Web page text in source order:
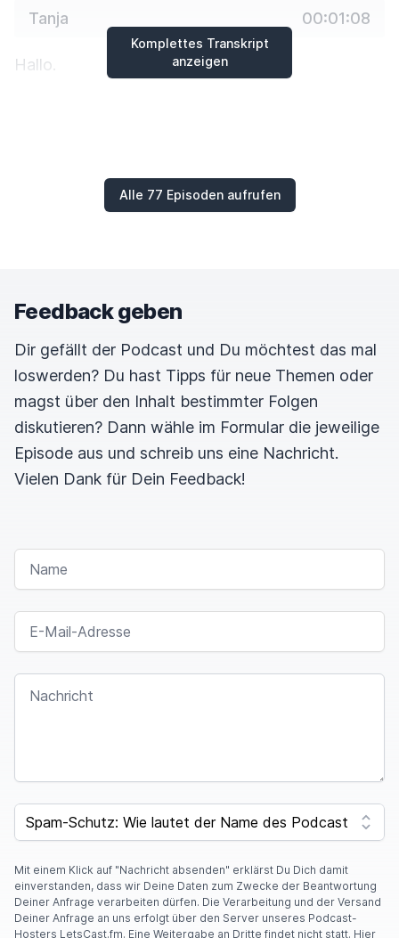
Komplettes Transkript
anzeigen
Tanja 00:01:08
Hallo.
Dany 00:01:15
Ja, sehr vorbildlich. Und dann eigentlich beide aus
dem Süden.
Aber der andere ist, sagen wir nur
Dany 00:01:25
Und aus der sonnigen, wo war es der Dominik?
Ehro
Karibik.
Britt-Marie 00:01:29
Alle 77 Episoden aufrufen
Feedback geben
Dir gefällt der Podcast und Du möchtest das mal
loswerden? Du hast Tipps für neue Themen oder
magst über den Inhalt bestimmter Folgen
diskutieren? Dann wähle im Formular die jeweilige
Episode aus und schreib uns eine Nachricht.
Vielen Dank für Dein Feedback!
NAME
E-MAIL-ADRESSE
NACHRICHT
SPAM CAPTCHA
Mit einem Klick auf "Nachricht absenden" erklärst Du Dich damit
einverstanden, dass wir Deine Daten zum Zwecke der Beantwortung
Deiner Anfrage verarbeiten dürfen. Die Verarbeitung und der Versand
Deiner Anfrage an uns erfolgt über den Server unseres Podcast-
Hosters LetsCast.fm. Eine Weitergabe an Dritte findet nicht statt. Hier